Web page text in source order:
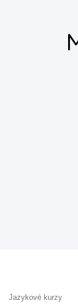
Jazykové kurzy